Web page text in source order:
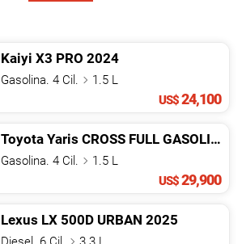
Kaiyi X3 PRO 2024
Gasolina. 4 Cil.
1.5 L
US$24,100
Toyota Yaris CROSS FULL GASOLINA DOBLE TONO
Gasolina. 4 Cil.
1.5 L
US$29,900
Lexus LX 500D URBAN 2025